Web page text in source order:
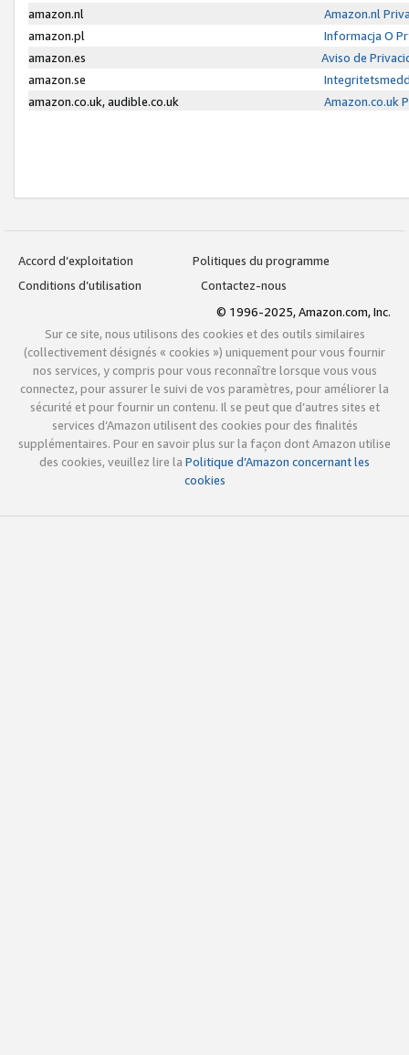
amazon.nl
Amazon.nl
amazon.pl
Informacja O
amazon.es
Aviso de
amazon.se
amazon.co.uk, audible.co.uk
Amazon.co.uk
Accord d’exploitation
Politiques du programme
Conditions d’utilisation
Contactez-nous
© 1996-2025, Amazon.com, Inc.
Sur ce site, nous utilisons des cookies et des outils similaires
(collectivement désignés « cookies ») uniquement pour vous fournir
nos services, y compris pour vous reconnaître lorsque vous vous
connectez, pour assurer le suivi de vos paramètres, pour améliorer la
sécurité et pour fournir un contenu. Il se peut que d’autres sites et
services d’Amazon utilisent des cookies pour des finalités
supplémentaires. Pour en savoir plus sur la façon dont Amazon utilise
des cookies, veuillez lire la Politique d’Amazon concernant les
cookies